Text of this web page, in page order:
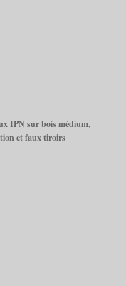
IPN sur bois médium,
et faux tiroirs